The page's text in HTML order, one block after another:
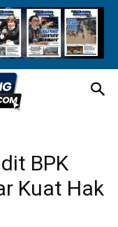
BPK
Kuat Hak